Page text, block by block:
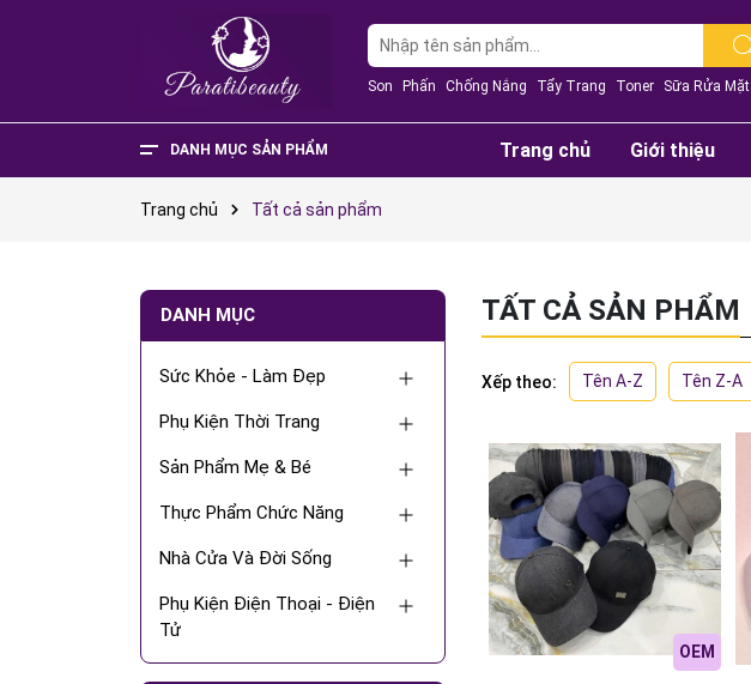
Son Phấn Chống Nắng Tẩy Trang Toner Sữa Rửa Mặt
DANH MỤC SẢN PHẨM Trang chủ Giới thiệu
Trang chủ Tất cả sản phẩm
DANH MỤC
Sức Khỏe - Làm Đẹp
Phụ Kiện Thời Trang
Sản Phẩm Mẹ & Bé
Thực Phẩm Chức Năng
Nhà Cửa Và Đời Sống
Phụ Kiện Điện Thoại - Điện
Tử
TẤT CẢ SẢN PHẨM
Xếp theo: Tên A-Z Tên Z-A
OEM